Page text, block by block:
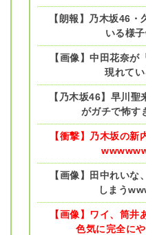
【朗報】乃木坂46
いる様
【画像】中田花奈
現れて
【乃木坂46】早川
がガチで怖す
【衝撃】乃木坂の
【画像】田中れい
しまう
【画像】ワイ、筒
色気に完全に